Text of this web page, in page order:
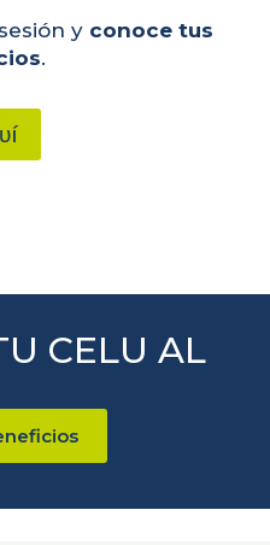
y conoce tus
.
CELU AL